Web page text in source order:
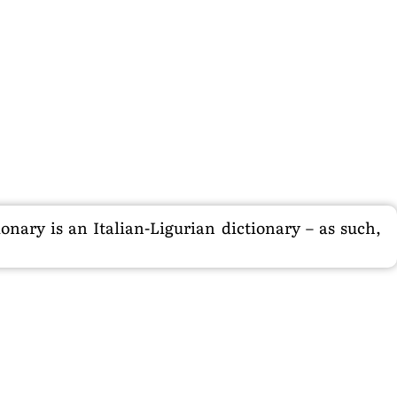
is an Italian-Ligurian dictionary – as such,